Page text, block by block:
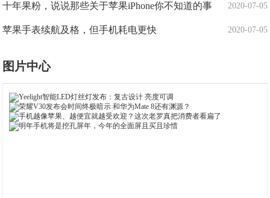
2020-07-05
十年果粉，说说那些关于苹果iPhone你不知道的事
2020-07-05
苹果手表续航及格，但手机耗电更快
图片中心